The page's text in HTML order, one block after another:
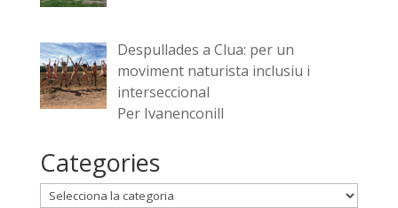
Despullades a Clua: per un
moviment naturista inclusiu i
interseccional
Per Ivanenconill
Categories
Categories